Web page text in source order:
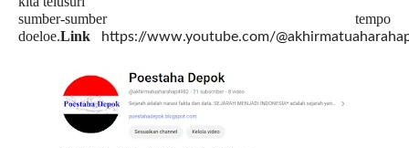
sumber-sumber tempo
doeloe.Link https://www.youtube.com/